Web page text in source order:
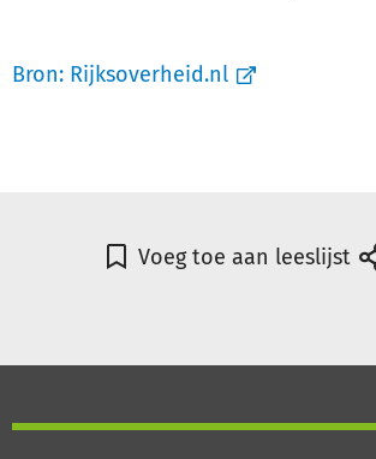
Bron: Rijksoverheid.nl
Voeg toe aan leeslijst